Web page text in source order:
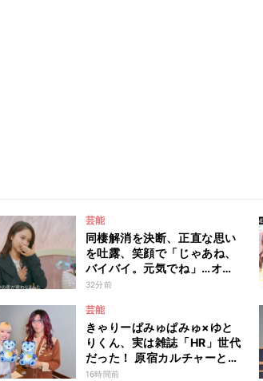
芸能
同棲解消を決断、正直な思い
を吐露、笑顔で「じゃあね、
バイバイ。元気でね」…オダ
ミユの成長を見届けた平祐奈
ディ3』
32分前
芸能
きゃりーぱみゅぱみゅ×ゆと
りくん、実は雑誌「HR」世代
だった！ 原宿カルチャーと古
着愛を語り尽くす
16時間前